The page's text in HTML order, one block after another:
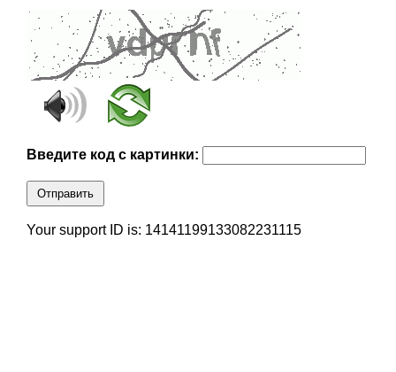
Введите код с картинки:
Отправить
Your support ID is: 14141199133082231115